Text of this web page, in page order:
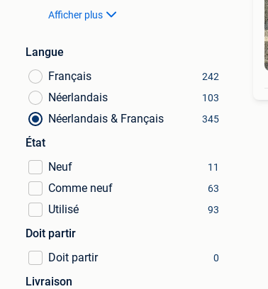
Afficher plus
Langue
Français
242
Néerlandais 103
Néerlandais & Français 345
État
Neuf
11
Comme neuf 63
Utilisé 93
Doit partir
Doit partir
0
Livraison